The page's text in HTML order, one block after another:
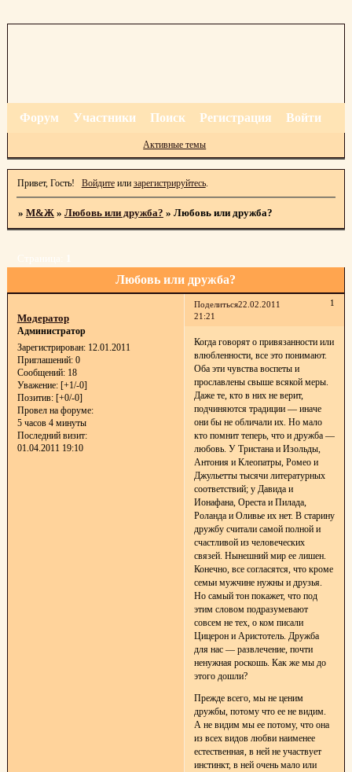
Форум Участники Поиск Регистрация Войти
Активные темы
Привет, Гость! Войдитеили зарегистрируйтесь.
» М&Ж » Любовь или дружба? » Любовь или дружба?
Любовь или дружба?
Страница: 1
Поделиться 1
22.02.2011
21:21
Модератор
Администратор
Зарегистрирован: 12.01.2011
Приглашений:0
Сообщений:18
Уважение: [+1/-0]
Позитив: [+0/-0]
Провел на форуме:
5 часов 4 минуты
Последний визит:
01.04.2011 19:10
Когда говорят о привязанности или
влюбленности, все это понимают.
Оба эти чувства воспеты и
прославлены свыше всякой меры.
Даже те, кто в них не верит,
подчиняются традиции — иначе
они бы не обличали их. Но мало
кто помнит теперь, что и дружба —
любовь. У Тристана и Изольды,
Антония и Клеопатры, Ромео и
Джульетты тысячи литературных
соответствий; у Давида и
Ионафана, Ореста и Пилада,
Роланда и Оливье их нет. В старину
дружбу считали самой полной и
счастливой из человеческих
связей. Нынешний мир ее лишен.
Конечно, все согласятся, что кроме
семьи мужчине нужны и друзья.
Но самый тон покажет, что под
этим словом подразумевают
совсем не тех, о ком писали
Цицерон и Аристотель. Дружба
для нас — развлечение, почти
ненужная роскошь. Как же мы до
этого дошли?
Прежде всего, мы не ценим
дружбы, потому что ее не видим.
А не видим мы ее потому, что она
из всех видов любви наименее
естественная, в ней не участвует
инстинкт, в ней очень мало или